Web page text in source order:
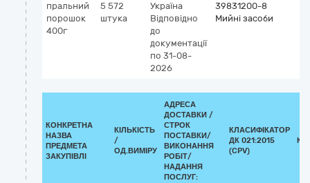
пральний
порошок
400г
5 572
штука
Україна
Відповідно
до
документації
по 31-08-
2026
39831200-8
Мийні засоби
КОНКРЕТНА
НАЗВА
ПРЕДМЕТА
ЗАКУПІВЛІ
КІЛЬКІСТЬ
/
ОД.ВИМІРУ
АДРЕСА
ДОСТАВКИ /
СТРОК
ПОСТАВКИ/
ВИКОНАННЯ
РОБІТ/
НАДАННЯ
ПОСЛУГ:
КЛАСИФІКАТОР
ДК 021:2015
(CPV)